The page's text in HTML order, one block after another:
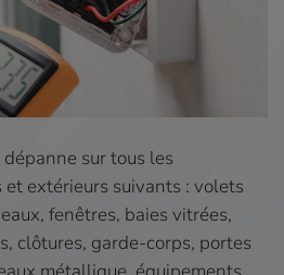
dépanne sur tous les
extérieurs suivants : volets
fenêtres, baies vitrées,
clôtures, garde-corps, portes